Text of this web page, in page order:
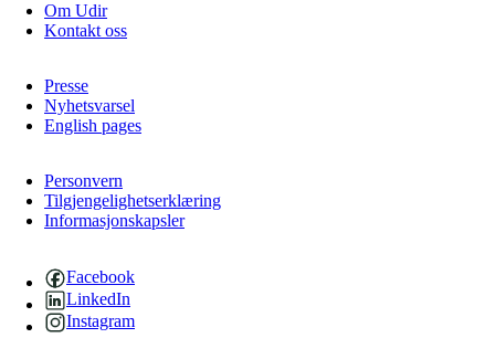
Om Udir
Kontakt oss
Presse
Nyhetsvarsel
English pages
Personvern
Tilgjengelighetserklæring
Informasjonskapsler
Facebook
LinkedIn
Instagram